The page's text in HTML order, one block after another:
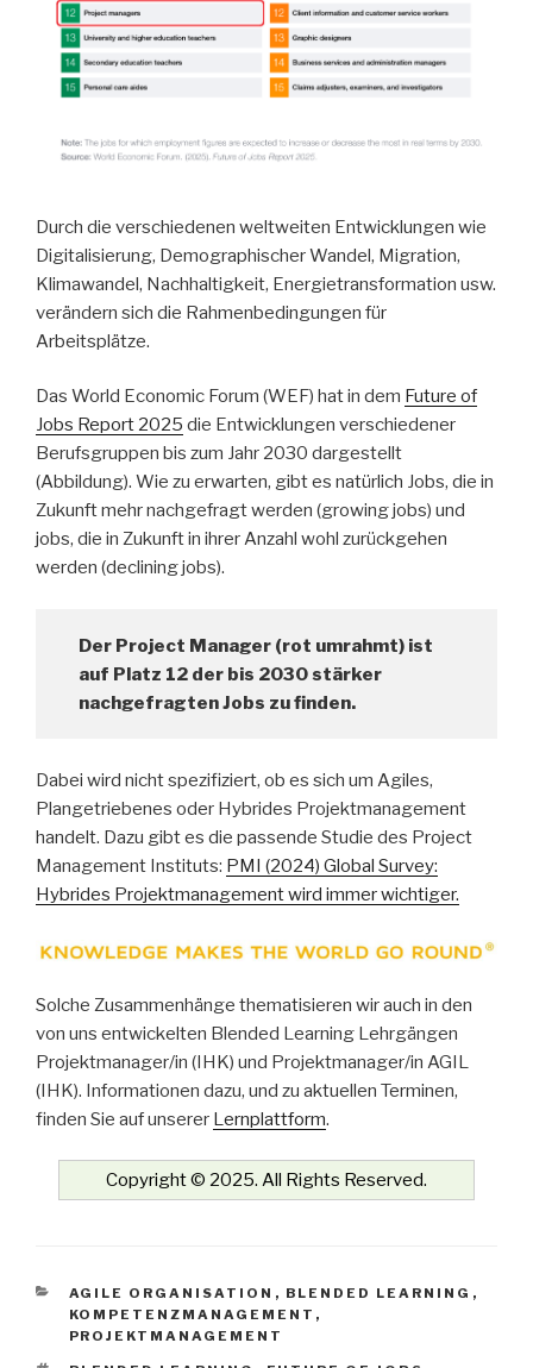
Durch die verschiedenen weltweiten Entwicklungen wie
Digitalisierung, Demographischer Wandel, Migration,
Klimawandel, Nachhaltigkeit, Energietransformation usw.
verändern sich die Rahmenbedingungen für
Arbeitsplätze.
Das World Economic Forum (WEF) hat in dem Future of
Jobs Report 2025 die Entwicklungen verschiedener
Berufsgruppen bis zum Jahr 2030 dargestellt
(Abbildung). Wie zu erwarten, gibt es natürlich Jobs, die in
Zukunft mehr nachgefragt werden (growing jobs) und
jobs, die in Zukunft in ihrer Anzahl wohl zurückgehen
werden (declining jobs).
Der Project Manager (rot umrahmt) ist
auf Platz 12 der bis 2030 stärker
nachgefragten Jobs zu finden.
Dabei wird nicht spezifiziert, ob es sich um Agiles,
Plangetriebenes oder Hybrides Projektmanagement
handelt. Dazu gibt es die passende Studie des Project
Management Instituts: PMI (2024) Global Survey:
Hybrides Projektmanagement wird immer wichtiger.
Solche Zusammenhänge thematisieren wir auch in den
von uns entwickelten Blended Learning Lehrgängen
Projektmanager/in (IHK) und Projektmanager/in AGIL
(IHK). Informationen dazu, und zu aktuellen Terminen,
finden Sie auf unserer Lernplattform.
Copyright © 2025. All Rights Reserved.
KATEGORIEN
AGILE ORGANISATION , BLENDED LEARNING ,
KOMPETENZMANAGEMENT ,
PROJEKTMANAGEMENT